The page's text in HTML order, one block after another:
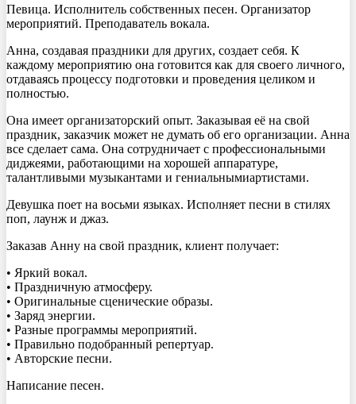
Певица. Исполнитель собственных песен. Организатор
мероприятий. Преподаватель вокала.
Анна, создавая праздники для других, создает себя. К
каждому мероприятию она готовится как для своего личного,
отдаваясь процессу подготовки и проведения целиком и
полностью.
Она имеет организаторский опыт. Заказывая её на свой
праздник, заказчик может не думать об его организации. Анна
все сделает сама. Она сотрудничает с профессиональными
диджеями, работающими на хорошей аппаратуре,
талантливыми музыкантами и гениальнымиартистами.
Девушка поет на восьми языках. Исполняет песни в стилях
поп, лаунж и джаз.
Заказав Анну на свой праздник, клиент получает:
• Яркий вокал.
• Праздничную атмосферу.
• Оригинальные сценические образы.
• Заряд энергии.
• Разные программы мероприятий.
• Правильно подобранный репертуар.
• Авторские песни.
Написание песен.